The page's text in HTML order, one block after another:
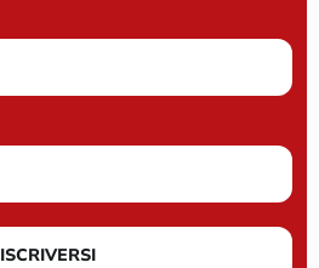
ISCRIVERSI